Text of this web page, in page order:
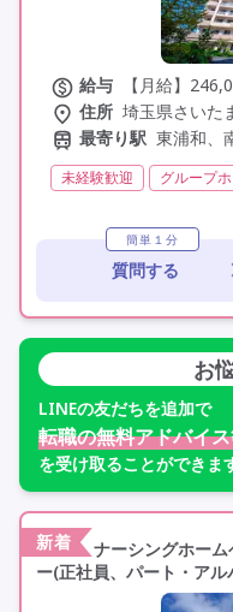
給与
【月給】
住所 埼玉県さいた
最寄り駅 東浦和、
未経験歓迎 グループ
オープニングスタッフ
交通費支給
学歴不問
簡単１分
質問する
お
LINEの友だちを追加で
転職の無料アドバイ
を受け取ることができま
新着
ナーシングホー
ー(正社員、パート・ア